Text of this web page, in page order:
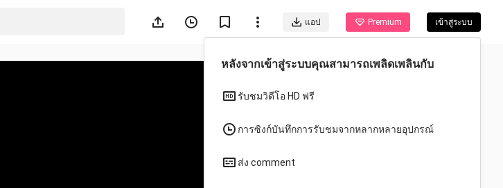
แอป Premium เข้าสู่ระบบ